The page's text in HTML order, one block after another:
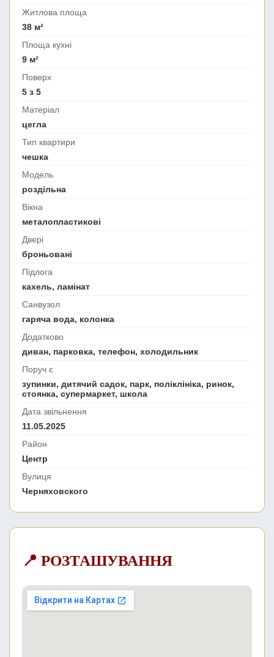
Житлова площа
38 м²
Площа кухні
9 м²
Поверх
5 з 5
Матеріал
цегла
Тип квартири
чешка
Модель
роздільна
Вікна
металопластикові
Двері
броньовані
Підлога
кахель, ламінат
Санвузол
гаряча вода, колонка
Додатково
диван, парковка, телефон, холодильник
Поруч є
зупинки, дитячий садок, парк, поліклініка, ринок,
стоянка, супермаркет, школа
Дата звільнення
11.05.2025
Район
Центр
Вулиця
Черняховского
📍 РОЗТАШУВАННЯ